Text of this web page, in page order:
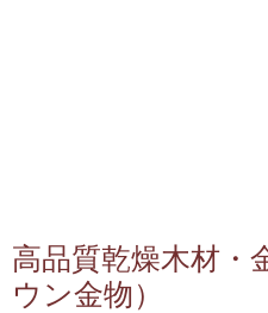
高品質乾燥木材・
ウン金物）